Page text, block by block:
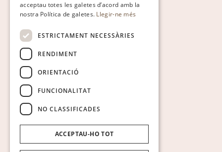
GERMAN
acceptau totes les galetes d’acord amb la
nostra Política de galetes. Llegir-ne més
ESTRICTAMENT NECESSÀRIES
RENDIMENT
ORIENTACIÓ
FUNCIONALITAT
NO CLASSIFICADES
ACCEPTAU-HO TOT